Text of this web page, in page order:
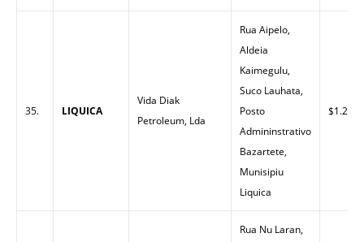
35. LIQUICA
Vida Diak
Petroleum, Lda
Rua Aipelo,
Aldeia
Kaimegulu,
Suco Lauhata,
Posto
Admininstrativo
Bazartete,
Munisipiu
Liquica
$1.26
Rua Nu Laran,